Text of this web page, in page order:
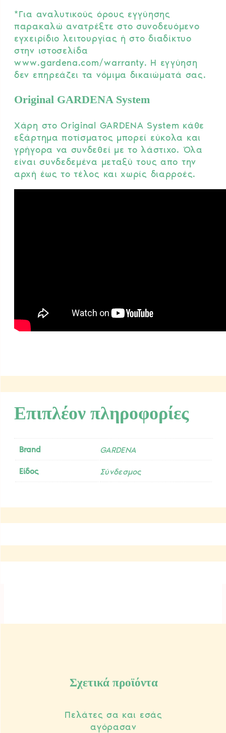
*Για αναλυτικούς όρους εγγύησης
παρακαλώ ανατρέξτε στο συνοδευόμενο
εγχειρίδιο λειτουργίας ή στο διαδίκτυο
στην ιστοσελίδα
www.gardena.com/warranty. Η εγγύηση
δεν επηρεάζει τα νόμιμα δικαιώματά σας.
Original GARDENA System
Χάρη στο Original GARDENA System κάθε
εξάρτημα ποτίσματος μπορεί εύκολα και
γρήγορα να συνδεθεί με το λάστιχο. Όλα
είναι συνδεδεμένα μεταξύ τους απο την
αρχή έως το τέλος και χωρίς διαρροές.
Επιπλέον πληροφορίες
Brand GARDENA
Είδος Σύνδεσμος
Σχετικά προϊόντα
Πελάτες σα και εσάς
αγόρασαν